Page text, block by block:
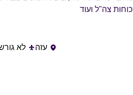
כוחות צה"ל ועוד
עזה לא